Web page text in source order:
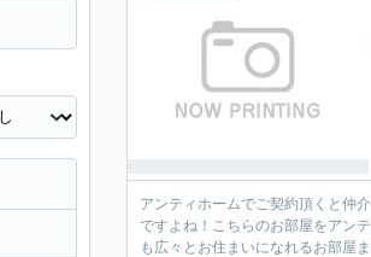
アンティホームでご契約頂くと仲
ですよね！こちらのお部屋をアン
も広々とお住まいになれるお部屋